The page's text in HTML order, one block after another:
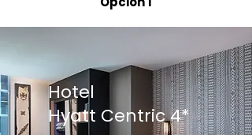
Hotel
Hyatt Centric 4*